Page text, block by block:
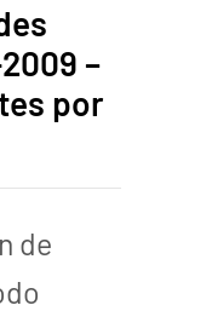
–
por
de